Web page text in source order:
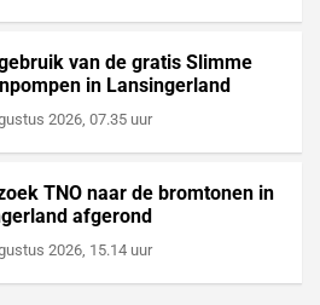
van de gratis Slimme
in Lansingerland
2026, 07.35 uur
TNO naar de bromtonen in
afgerond
2026, 15.14 uur